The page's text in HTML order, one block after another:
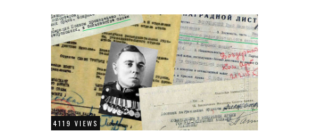
4119 VIEWS